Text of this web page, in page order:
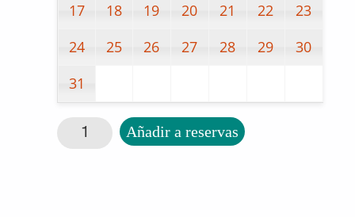
17
18 19 20 21 22
23
24
25 26 27 28 29
30
31
Formas geométricas para clasificar cantidad
Añadir a reservas